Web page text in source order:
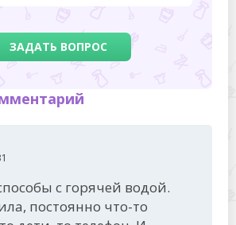
ЗАДАТЬ ВОПРОС
с горячей водой.
постоянно что-то